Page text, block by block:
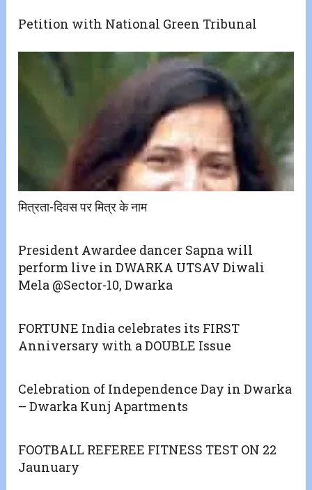
Petition with National Green Tribunal
मित्रता-दिवस पर मित्र के नाम
President Awardee dancer Sapna will
perform live in DWARKA UTSAV Diwali
Mela @Sector-10, Dwarka
FORTUNE India celebrates its FIRST
Anniversary with a DOUBLE Issue
Celebration of Independence Day in Dwarka
– Dwarka Kunj Apartments
FOOTBALL REFEREE FITNESS TEST ON 22
Jaunuary